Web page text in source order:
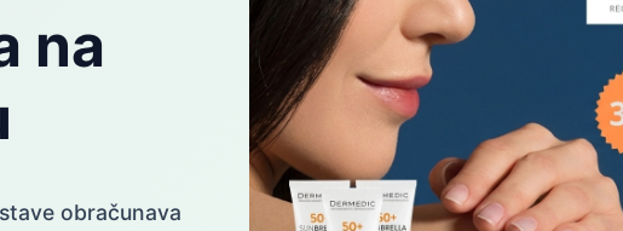
na
obračunava